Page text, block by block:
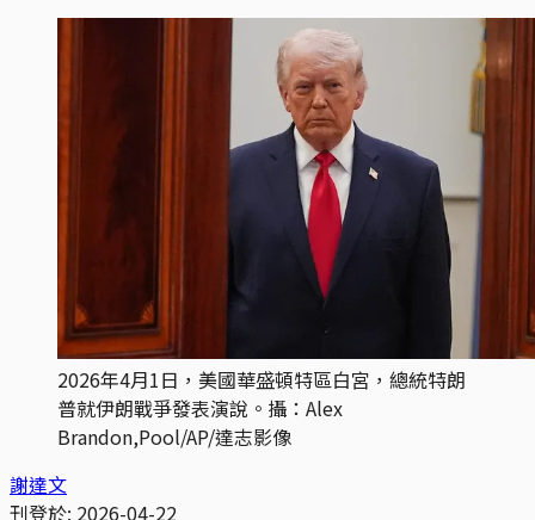
2026年4月1日，美國華盛頓特區白宮，總統特朗
普就伊朗戰爭發表演說。攝：Alex
Brandon,Pool/AP/達志影像
謝達文
刊登於: 2026-04-22